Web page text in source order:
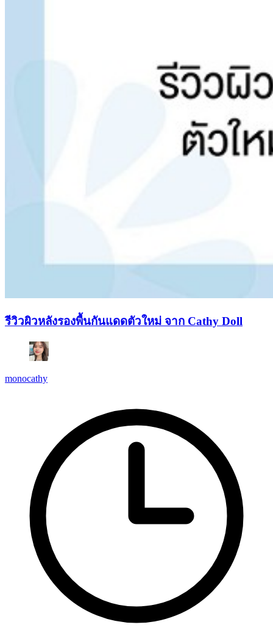
รีวิวผิวหลังรองพื้นกันแดดตัวใหม่ จาก Cathy Doll
monocathy